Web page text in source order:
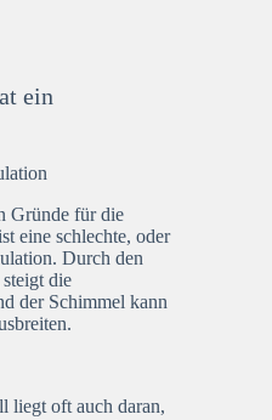
ein
Gründe für die
eine schlechte, oder
Durch den
die
der Schimmel kann
liegt oft auch daran,